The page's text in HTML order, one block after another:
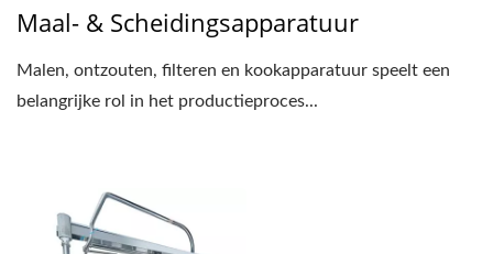
Maal- & Scheidingsapparatuur
Malen, ontzouten, filteren en kookapparatuur speelt een
belangrijke rol in het productieproces...